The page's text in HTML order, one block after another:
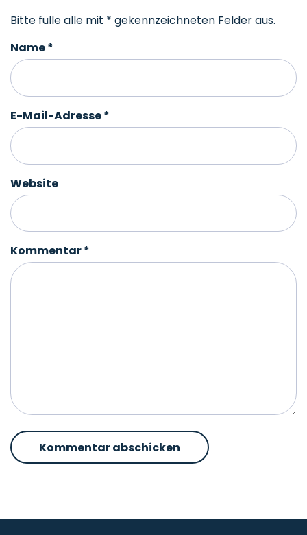
Bitte fülle alle mit * gekennzeichneten Felder aus.
Name*
E-Mail-Adresse*
Website
Kommentar*